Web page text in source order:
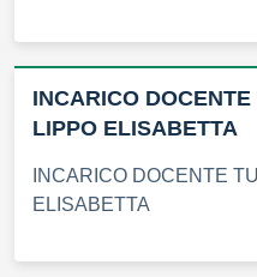
INCARICO
LIPPO ELISABETTA
INCARICO DOCENTE
ELISABETTA